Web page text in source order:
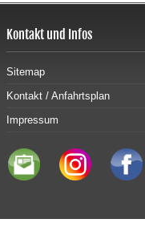
Kontakt und Infos
Sitemap
Kontakt / Anfahrtsplan
Impressum